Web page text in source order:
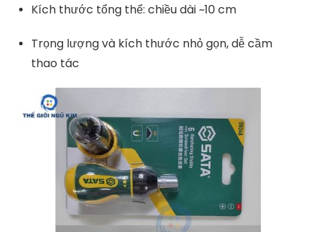
Kích thước tổng thể: chiều dài ~10 cm
Trọng lượng và kích thước nhỏ gọn, dễ cầm
thao tác